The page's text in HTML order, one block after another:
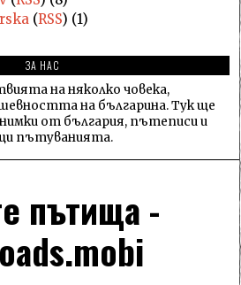
(RSS) (1)
ЗА НАС
на няколко човека,
на българина. Тук ще
от българия, пътеписи и
пътуванията.
пътища -